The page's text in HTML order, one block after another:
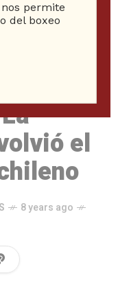
EL
el
8 years ago
permite
del boxeo